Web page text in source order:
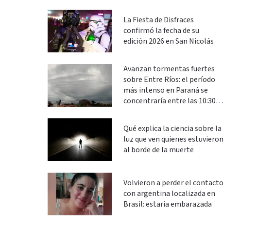
La Fiesta de Disfraces
confirmó la fecha de su
edición 2026 en San Nicolás
Avanzan tormentas fuertes
sobre Entre Ríos: el período
más intenso en Paraná se
concentraría entre las 10:30 y
Qué explica la ciencia sobre la
luz que ven quienes estuvieron
al borde de la muerte
Volvieron a perder el contacto
con argentina localizada en
Brasil: estaría embarazada